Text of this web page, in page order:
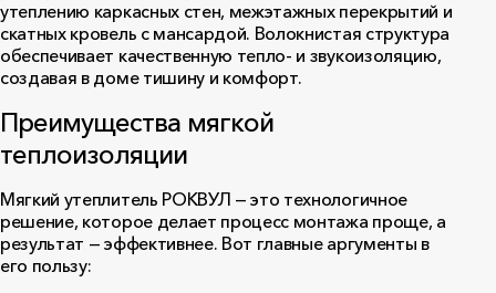
утеплению каркасных стен, межэтажных перекрытий и
скатных кровель с мансардой. Волокнистая структура
обеспечивает качественную тепло- и звукоизоляцию,
создавая в доме тишину и комфорт.
Преимущества мягкой
теплоизоляции
Мягкий утеплитель РОКВУЛ — это технологичное
решение, которое делает процесс монтажа проще, а
результат — эффективнее. Вот главные аргументы в
его пользу: